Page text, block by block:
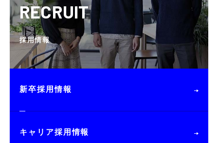
RECRUIT
採用情報
新卒採用情報
キャリア採用情報